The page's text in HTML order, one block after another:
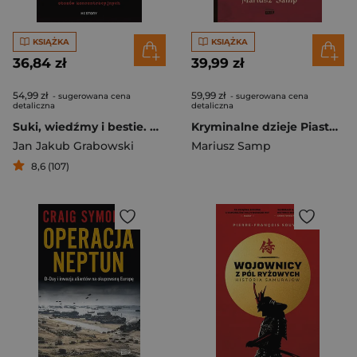
KSIĄŻKA
36,84 zł
54,99 zł - sugerowana cena
detaliczna
Suki, wiedźmy i bestie. Historie nadzorczyń z niemieckich obozów koncentracyjnych
Jan Jakub Grabowski
8,6 (107)
KSIĄŻKA
39,99 zł
59,99 zł - sugerowana cena
detaliczna
Kryminalne dzieje Piastów. Mroczna historia dynastii
Mariusz Samp